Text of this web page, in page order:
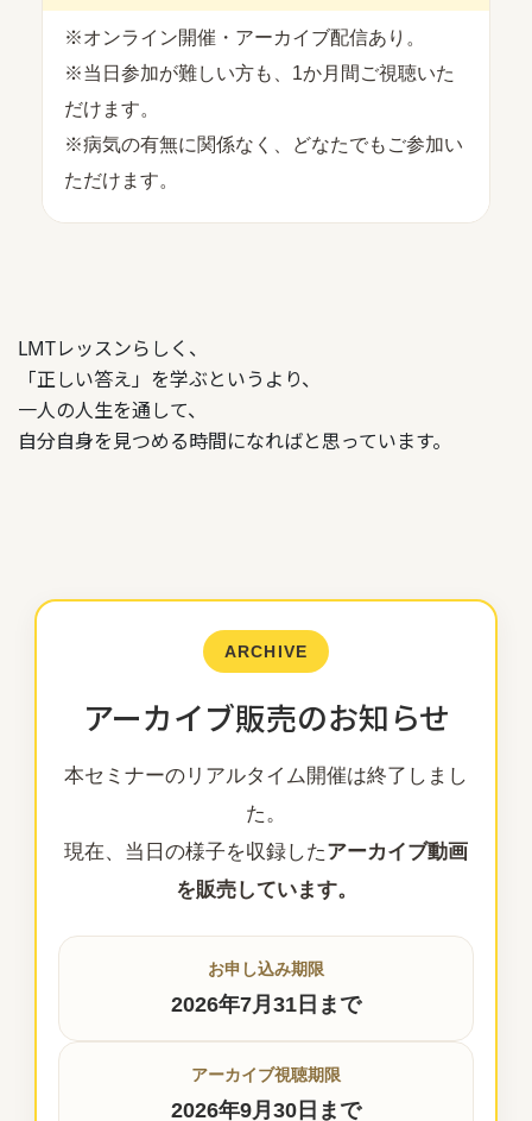
※オンライン開催・アーカイブ配信あり。
※当日参加が難しい方も、1か月間ご視聴いた
だけます。
※病気の有無に関係なく、どなたでもご参加い
ただけます。
LMTレッスンらしく、
「正しい答え」を学ぶというより、
一人の人生を通して、
自分自身を見つめる時間になればと思っています。
ARCHIVE
アーカイブ販売のお知らせ
本セミナーのリアルタイム開催は終了しまし
た。
現在、当日の様子を収録したアーカイブ動画
を販売しています。
お申し込み期限
2026年7月31日まで
アーカイブ視聴期限
2026年9月30日まで